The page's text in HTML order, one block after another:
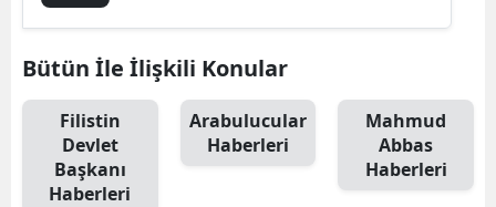
Bütün İle İlişkili Konular
Filistin
Devlet
Başkanı
Haberleri
Arabulucular
Haberleri
Mahmud
Abbas
Haberleri